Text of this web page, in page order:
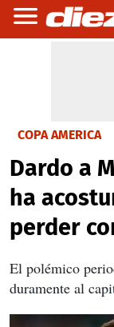
COPA AMERICA
Dardo a
ha
perder
El polémico
duramente al